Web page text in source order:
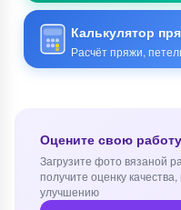
Калькулятор
Расчёт пряжи,
Оцените свою
Загрузите фото вязаной
получите оценку
улучшению